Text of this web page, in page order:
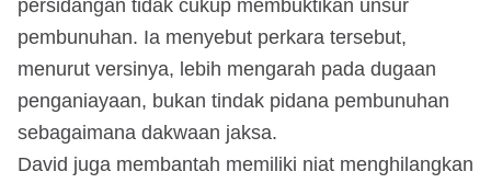
persidangan tidak cukup membuktikan unsur
pembunuhan. Ia menyebut perkara tersebut,
menurut versinya, lebih mengarah pada dugaan
penganiayaan, bukan tindak pidana pembunuhan
sebagaimana dakwaan jaksa.
David juga membantah memiliki niat menghilangkan